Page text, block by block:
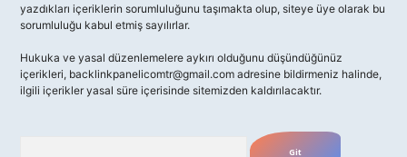
yazdıkları içeriklerin sorumluluğunu taşımakta olup, siteye üye olarak bu
sorumluluğu kabul etmiş sayılırlar.
Hukuka ve yasal düzenlemelere aykırı olduğunu düşündüğünüz
içerikleri, backlinkpanelicomtr@gmail.com adresine bildirmeniz halinde,
ilgili içerikler yasal süre içerisinde sitemizden kaldırılacaktır.